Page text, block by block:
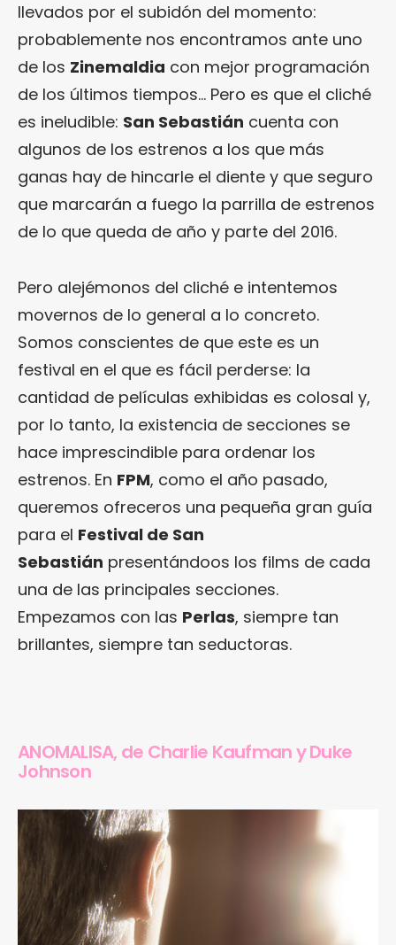
llevados por el subidón del momento:
probablemente nos encontramos ante uno
de los Zinemaldia con mejor programación
de los últimos tiempos… Pero es que el cliché
es ineludible: San Sebastián cuenta con
algunos de los estrenos a los que más
ganas hay de hincarle el diente y que seguro
que marcarán a fuego la parrilla de estrenos
de lo que queda de año y parte del 2016.
Pero alejémonos del cliché e intentemos
movernos de lo general a lo concreto.
Somos conscientes de que este es un
festival en el que es fácil perderse: la
cantidad de películas exhibidas es colosal y,
por lo tanto, la existencia de secciones se
hace imprescindible para ordenar los
estrenos. En FPM, como el año pasado,
queremos ofreceros una pequeña gran guía
para el Festival de San
Sebastián presentándoos los films de cada
una de las principales secciones.
Empezamos con las Perlas, siempre tan
brillantes, siempre tan seductoras.
ANOMALISA, de Charlie Kaufman y Duke
Johnson